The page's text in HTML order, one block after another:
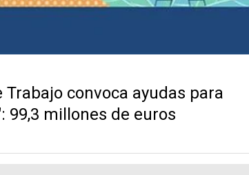
convoca ayudas para
99,3 millones de euros